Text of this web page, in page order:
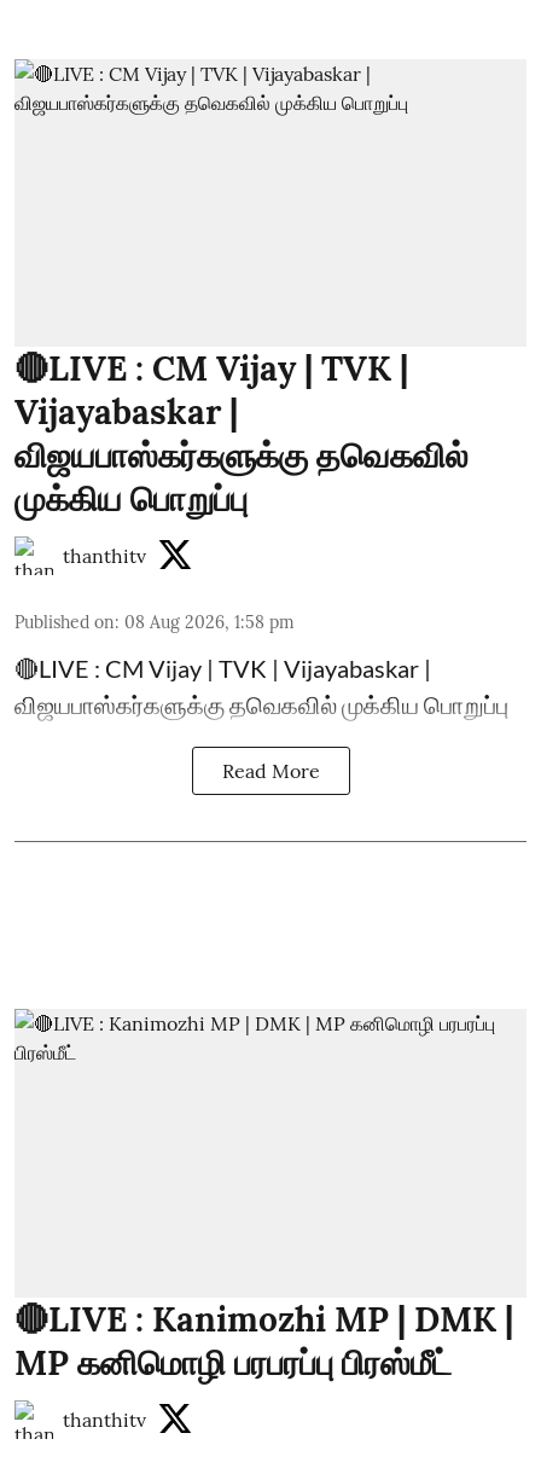
🔴LIVE : CM Vijay | TVK |
Vijayabaskar |
விஜயபாஸ்கர்களுக்கு தவெகவில்
முக்கிய பொறுப்பு
thanthitv
Published on: 08 Aug 2026, 1:58 pm
🔴LIVE : CM Vijay | TVK | Vijayabaskar |
விஜயபாஸ்கர்களுக்கு தவெகவில் முக்கிய பொறுப்பு
Read More
🔴LIVE : Kanimozhi MP | DMK |
MP கனிமொழி பரபரப்பு பிரஸ்மீட்
thanthitv